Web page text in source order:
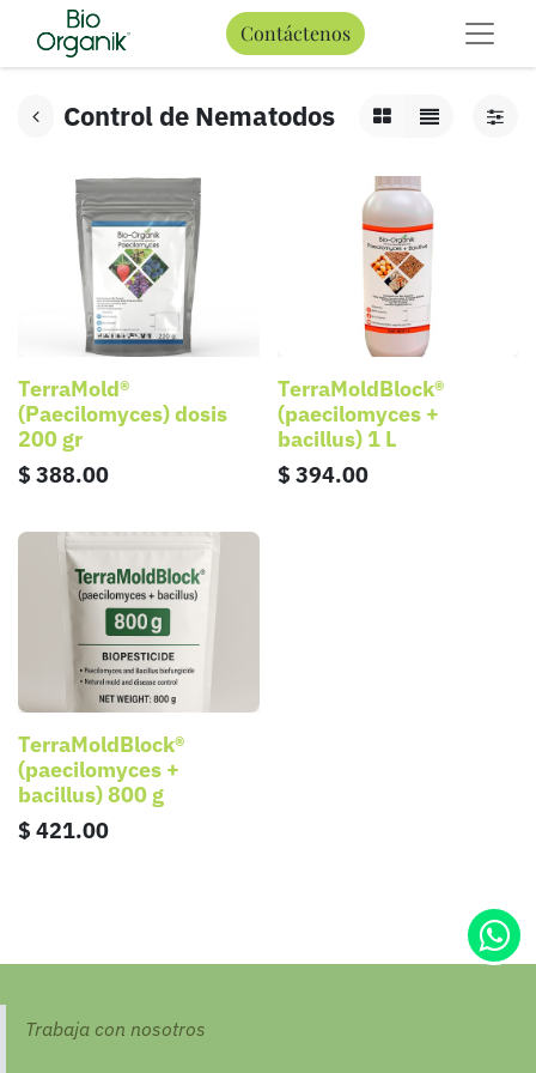
Contáctenos
Control de Nematodos
TerraMold®
(Paecilomyces) dosis
200 gr
$ 388.00
TerraMoldBlock®
(paecilomyces +
bacillus) 1 L
$ 394.00
TerraMoldBlock®
(paecilomyces +
bacillus) 800 g
$ 421.00
Trabaja con nosotros